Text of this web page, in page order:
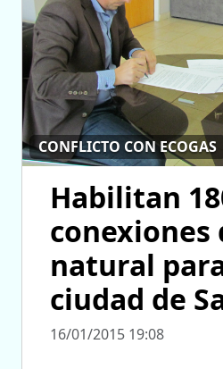
CONFLICTO CON ECOGAS
Habilitan
conexiones
natural
ciudad de
16/01/2015 19:08